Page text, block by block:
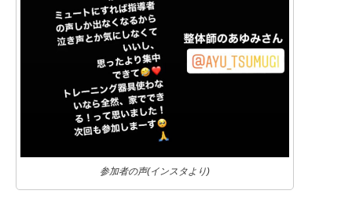
参加者の声(インスタより)